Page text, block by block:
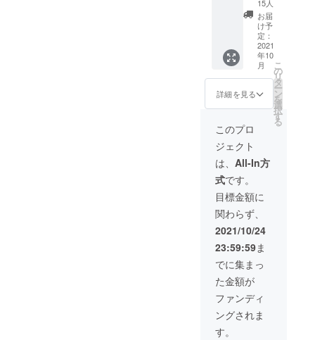
向けて
の文章
か”をあ
らかじ
めお知
らせく
ださ
有効期
限は
10月の
最終営
業日と
させて
きま
す。 購
入後、
メール
にて詳
細のや
り取り
をさせ
ていた
だきま
す。
(本人、
譲渡先
のお名
前)をご
記入く
ださ
い。
カ月)』
×3 (ⅱ)
『計30
時間分
回数券
(クラウ
ドファ
ンディ
定)』 ×3
(ⅲ)
『大人
用回数
券20回
分』(大
人１人
につ
き、子
ども１
人まで
無料)
+ 個別
予約券
× 2 (ど
れを選
んでも
つきま
す) ※ 購
る返礼
のた
め、支
援時に
必ず備
考欄に
掲載ご
希望の
お名前
をご記
入くだ
さい 施
設を利
用した
イベン
トの開
催 (音楽
系は原
則不
可。内
容は要
相談。)
↑施設を
自由に
使って
ご自身
で実施
してい
15人
お届
け予
定：
2021
年10
月
詳細を見る
こ
の
リ
タ
ー
ン
を
選
択
す
る
このプロ
ジェクト
は、 All-In方
式です。
目標金額に
関わらず、
2021/10/24
23:59:59ま
でに集まっ
た金額が
ファンディ
ングされま
す。